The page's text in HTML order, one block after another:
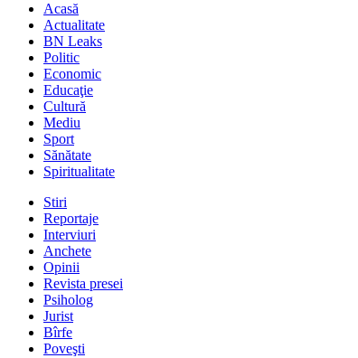
Acasă
Actualitate
BN Leaks
Politic
Economic
Educaţie
Cultură
Mediu
Sport
Sănătate
Spiritualitate
Stiri
Reportaje
Interviuri
Anchete
Opinii
Revista presei
Psiholog
Jurist
Bîrfe
Poveşti